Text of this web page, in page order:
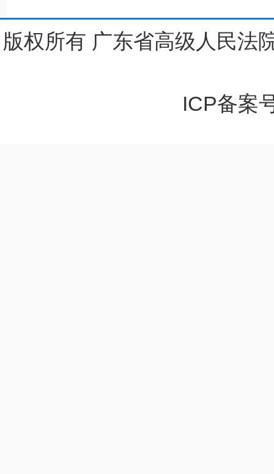
版权所有 广东省高级人民法
ICP备案